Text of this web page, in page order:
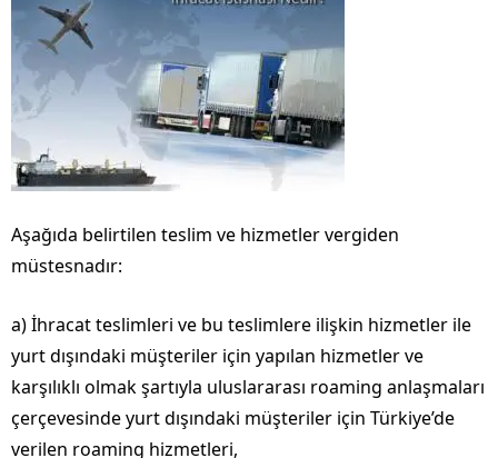
Aşağıda belirtilen teslim ve hizmetler vergiden
müstesnadır:
a) İhracat teslimleri ve bu teslimlere ilişkin hizmetler ile
yurt dışındaki müşteriler için yapılan hizmetler ve
karşılıklı olmak şartıyla uluslararası roaming anlaşmaları
çerçevesinde yurt dışındaki müşteriler için Türkiye’de
verilen roaming hizmetleri,